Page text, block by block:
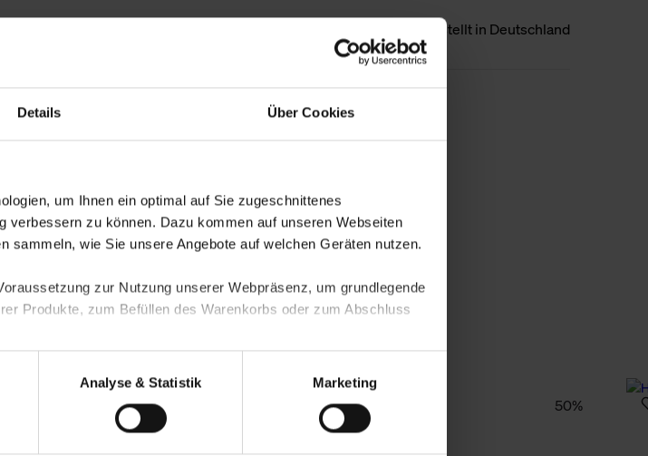
Details Über Cookies
um Ihnen ein optimal auf Sie zugeschnittenes
verbessern zu können. Dazu kommen auf unseren Webseiten
wie Sie unsere Angebote auf welchen Geräten nutzen.
zur Nutzung unserer Webpräsenz, um grundlegende
Produkte, zum Befüllen des Warenkorbs oder zum Abschluss
Inhalte aufgrund Ihres Nutzerverhaltens und Ihres Profils
Analyse und Optimierung unserer Webpräsenz speichern wir
in anonymisierter Form an Dritte wie etwa unsere
Analyse & Statistik Marketing
Hergestellt in Deutschland
Weniger Details
50%